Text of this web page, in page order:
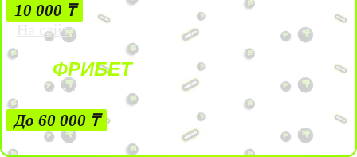
10 000 ₸
На сайт
ФРИБЕТ
ЗА ДЕПОЗИТЫ
До 60 000 ₸